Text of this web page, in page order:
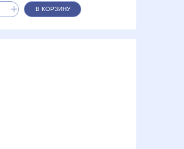
В КОРЗИНУ